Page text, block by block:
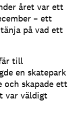
året var ett
– ett
på vad ett
till
en skatepark
skapade ett
var väldigt